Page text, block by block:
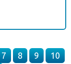
7 8 9
10